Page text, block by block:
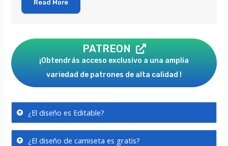
Read More
PATREON
¡Obtendrás acceso exclusivo a una amplia
variedad de patrones de alta calidad !
¿El diseño es Editable?
¿El diseño de camiseta es gratis?